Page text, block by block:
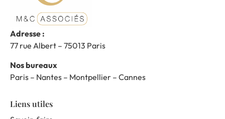
Adresse :
77 rue Albert – 75013 Paris
Nos bureaux
Paris – Nantes – Montpellier – Cannes
Liens utiles